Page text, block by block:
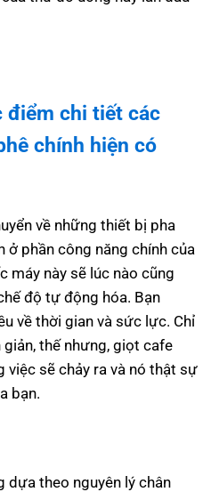
điểm chi tiết các
chính hiện có
về những thiết bị pha
ở phần công năng chính của
máy này sẽ lúc nào cũng
độ tự động hóa. Bạn
về thời gian và sức lực. Chỉ
thế nhưng, giọt cafe
việc sẽ chảy ra và nó thật sự
bạn.
dựa theo nguyên lý chân